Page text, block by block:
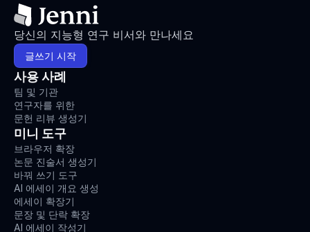
당신의 지능형 연구 비서와 만나세요
글쓰기 시작
사용 사례
팀 및 기관
연구자를 위한
문헌 리뷰 생성기
미니 도구
브라우저 확장
논문 진술서 생성기
바꿔 쓰기 도구
AI 에세이 개요 생성
에세이 확장기
문장 및 단락 확장
AI 에세이 작성기